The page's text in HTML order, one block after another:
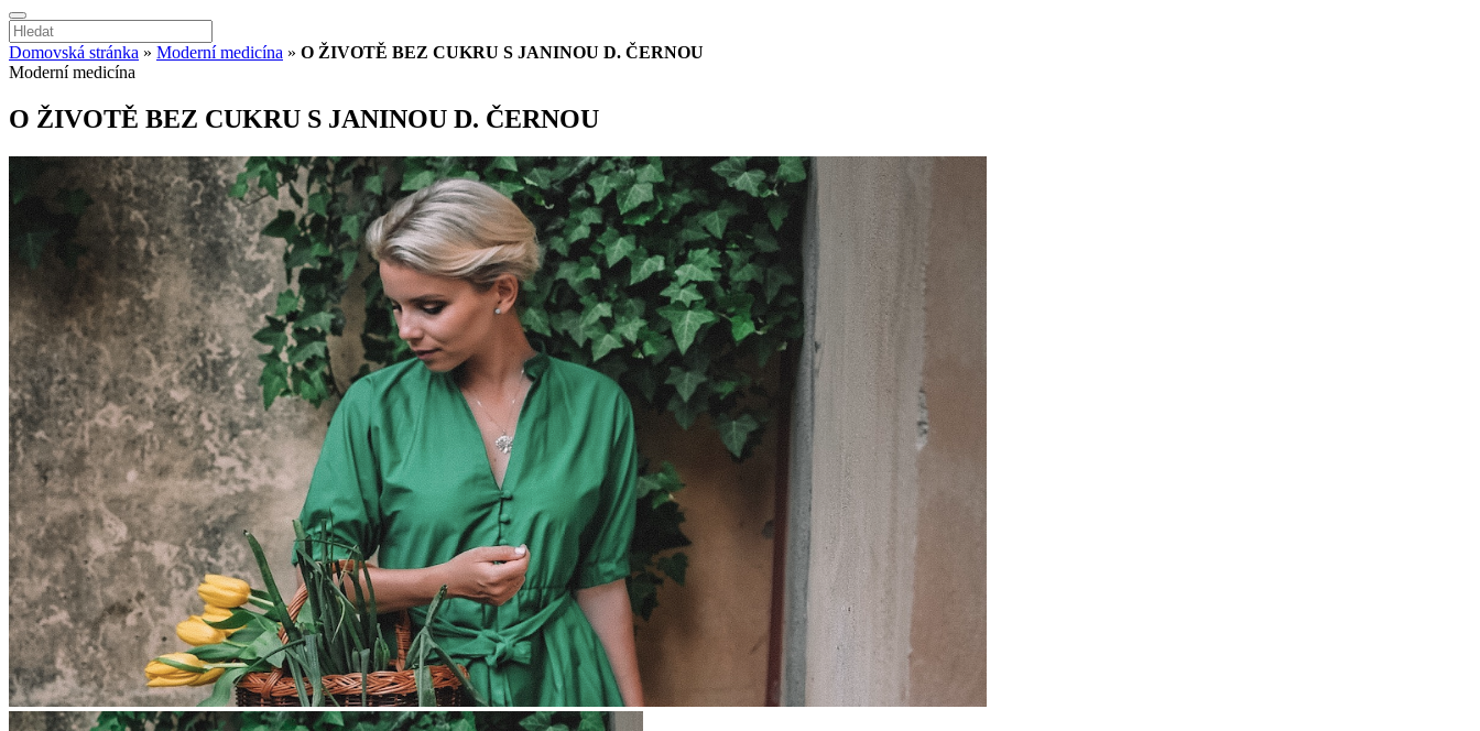
Domovská stránka » Moderní medicína » O ŽIVOTĚ BEZ CUKRU S JANINOU D. ČERNOU
Moderní medicína
O ŽIVOTĚ BEZ CUKRU S JANINOU D. ČERNOU